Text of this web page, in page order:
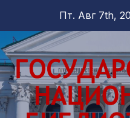
содержимому
Пт. Авг 7th,